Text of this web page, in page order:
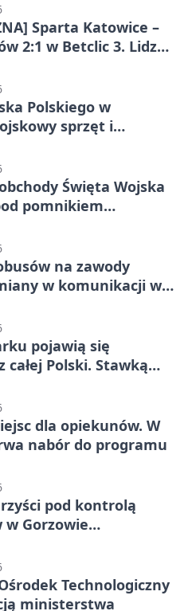
Sparta Katowice –
2:1 w Betclic 3. Lidze
w doliczonym
Polskiego w
sprzęt i
Święta Wojska
pomnikiem
na zawody
w komunikacji w
pojawią się
całej Polski. Stawką
dla opiekunów. W
nabór do programu
pod kontrolą
Gorzowie
Technologiczny
ministerstwa